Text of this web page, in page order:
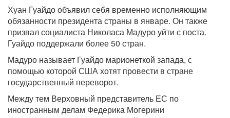
Хуан Гуайдо объявил себя временно исполняющим
обязанности президента страны в январе. Он также
призвал социалиста Николаса Мадуро уйти с поста.
Гуайдо поддержали более 50 стран.
Мадуро называет Гуайдо марионеткой запада, с
помощью которой США хотят провести в стране
государственный переворот.
Между тем Верховный представитель ЕС по
иностранным делам Федерика Могерини